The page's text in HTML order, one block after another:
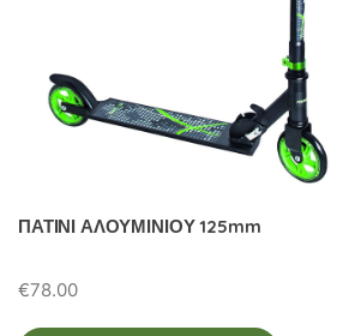
ΠΑΤΙΝΙ ΑΛΟΥΜΙΝΙΟΥ 125mm
€78.00